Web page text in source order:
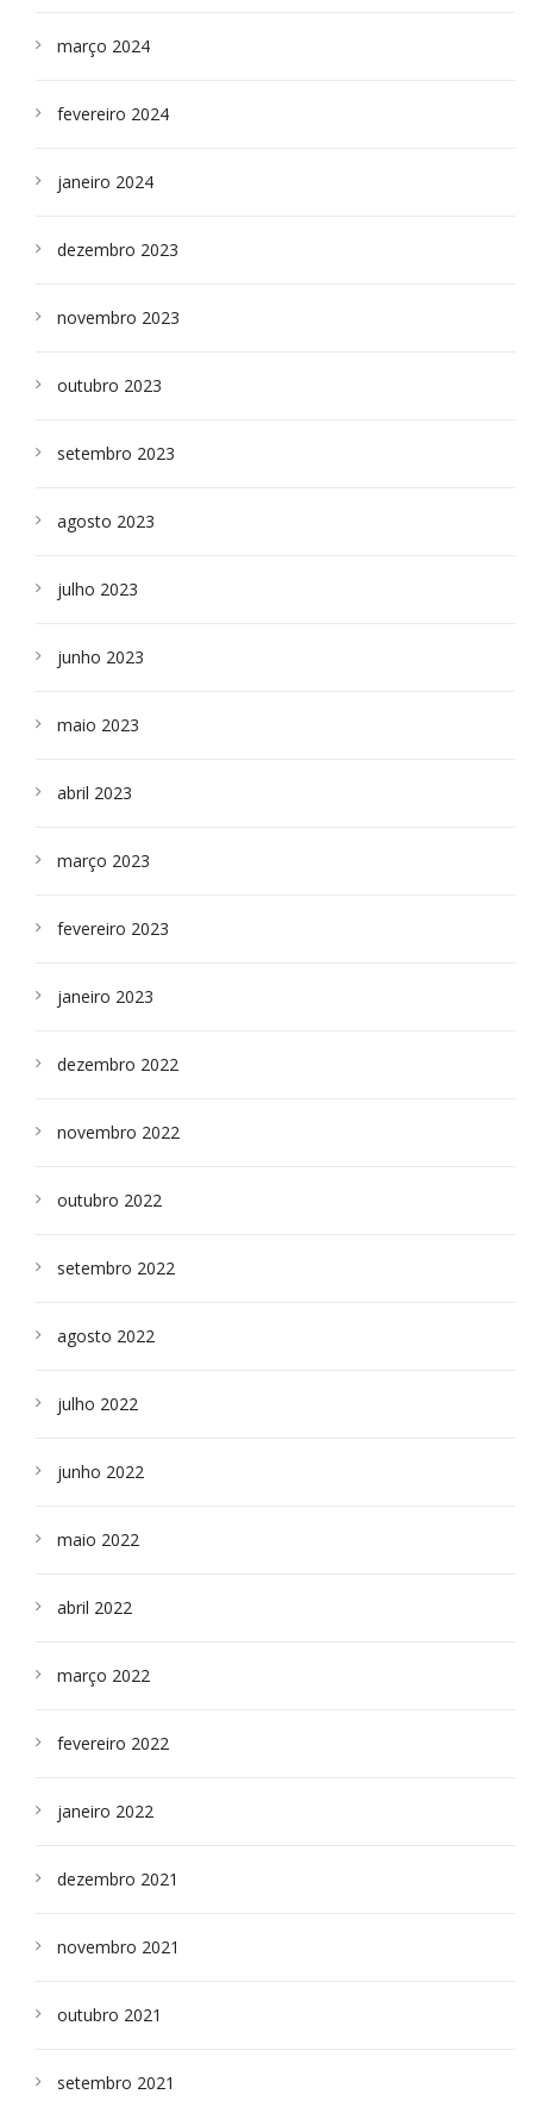
março 2024
fevereiro 2024
janeiro 2024
dezembro 2023
novembro 2023
outubro 2023
setembro 2023
agosto 2023
julho 2023
junho 2023
maio 2023
abril 2023
março 2023
fevereiro 2023
janeiro 2023
dezembro 2022
novembro 2022
outubro 2022
setembro 2022
agosto 2022
julho 2022
junho 2022
maio 2022
abril 2022
março 2022
fevereiro 2022
janeiro 2022
dezembro 2021
novembro 2021
outubro 2021
setembro 2021